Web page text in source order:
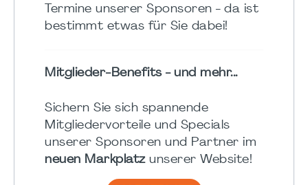
Termine unserer Sponsoren - da ist
bestimmt etwas für Sie dabei!
Mitglieder-Benefits - und mehr...
Sichern Sie sich spannende
Mitgliedervorteile und Specials
unserer Sponsoren und Partner im
neuen Markplatzunserer Website!